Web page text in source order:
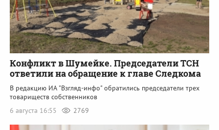
Конфликт в Шумейке. Председатели ТСН
ответили на обращение к главе Следкома
В редакцию ИА "Взгляд-инфо" обратились председатели трех
товариществ собственников
6 августа 16:55
2769